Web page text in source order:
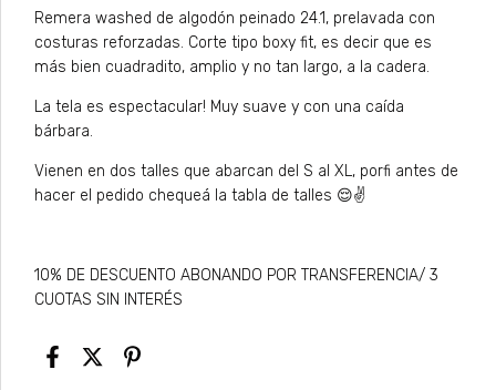
Remera washed de algodón peinado 24.1, prelavada con
costuras reforzadas. Corte tipo boxy fit, es decir que es
más bien cuadradito, amplio y no tan largo, a la cadera.
La tela es espectacular! Muy suave y con una caída
bárbara.
Vienen en dos talles que abarcan del S al XL, porfi antes de
hacer el pedido chequeá la tabla de talles 😌✌️
10% DE DESCUENTO ABONANDO POR TRANSFERENCIA/ 3
CUOTAS SIN INTERÉS